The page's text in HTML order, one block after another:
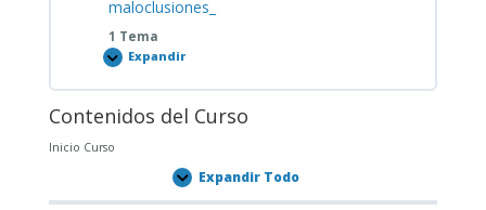
ME
Elementos
del
Sistema
ME_
maloclusiones_
1 Tema
Expandir
Sistemas
eficientes
el
diferentes
maloclusiones_
Contenidos del Curso
Inicio Curso
Expandir Todo
Lecciones